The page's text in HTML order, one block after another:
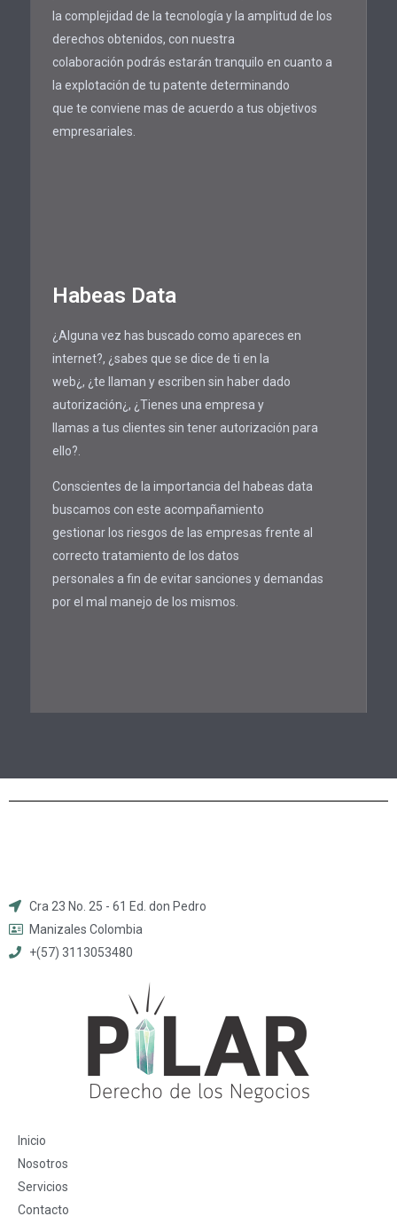
la complejidad de la tecnología y la amplitud de los
derechos obtenidos, con nuestra
colaboración podrás estarán tranquilo en cuanto a
la explotación de tu patente determinando
que te conviene mas de acuerdo a tus objetivos
empresariales.
Habeas Data
¿Alguna vez has buscado como apareces en
internet?, ¿sabes que se dice de ti en la
web¿, ¿te llaman y escriben sin haber dado
autorización¿, ¿Tienes una empresa y
llamas a tus clientes sin tener autorización para
ello?.
Conscientes de la importancia del habeas data
buscamos con este acompañamiento
gestionar los riesgos de las empresas frente al
correcto tratamiento de los datos
personales a fin de evitar sanciones y demandas
por el mal manejo de los mismos.
Cra 23 No. 25 - 61 Ed. don Pedro
Manizales Colombia
+(57) 3113053480
Inicio
Nosotros
Servicios
Contacto